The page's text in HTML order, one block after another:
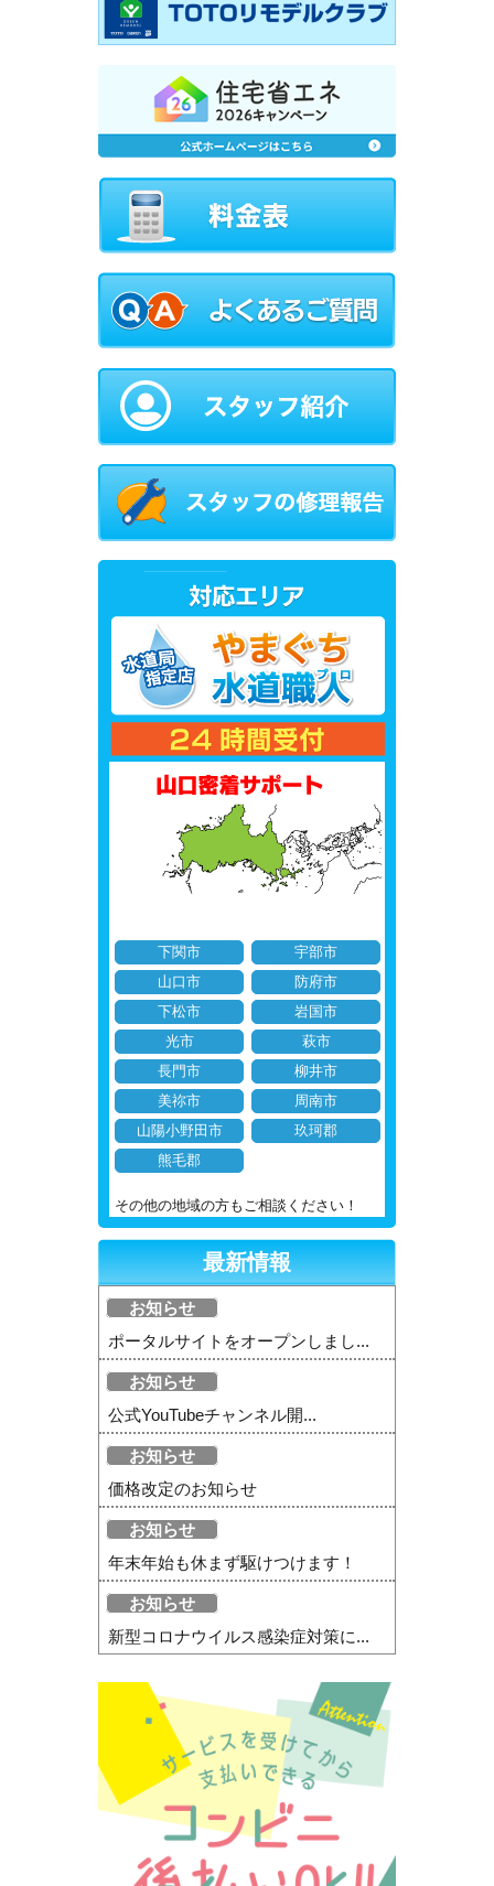
下関市
宇部市
山口市
防府市
下松市
岩国市
光市
萩市
長門市
柳井市
美祢市
周南市
山陽小野田市
玖珂郡
熊毛郡
その他の地域の方もご相談ください！
最新情報
お知らせ
ポータルサイトをオープンしまし...
お知らせ
公式YouTubeチャンネル開...
お知らせ
価格改定のお知らせ
お知らせ
年末年始も休まず駆けつけます！
お知らせ
新型コロナウイルス感染症対策に...